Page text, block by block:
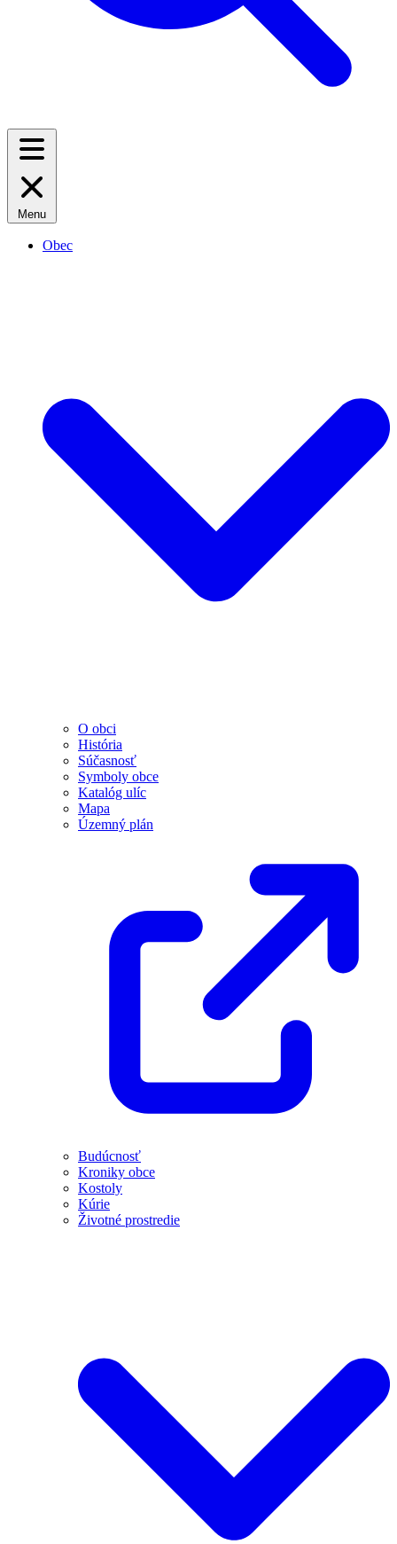
Menu
Obec
O obci
História
Súčasnosť
Symboly obce
Katalóg ulíc
Mapa
Územný plán
Budúcnosť
Kroniky obce
Kostoly
Kúrie
Životné prostredie